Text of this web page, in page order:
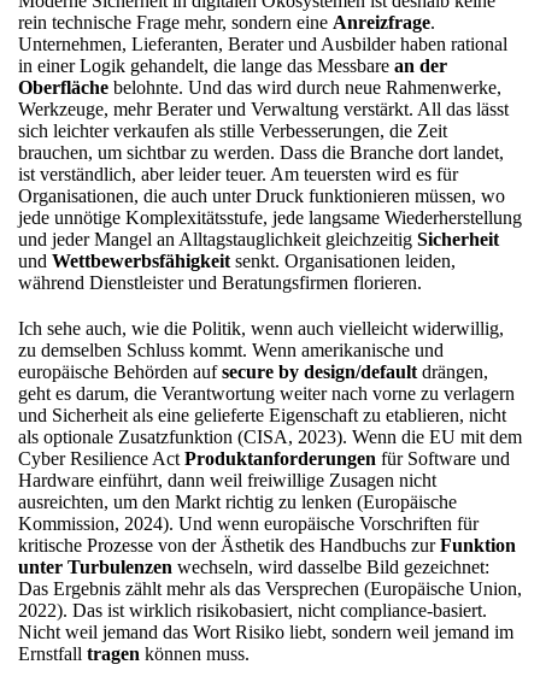
rein technische Frage mehr, sondern eine Anreizfrage.
Unternehmen, Lieferanten, Berater und Ausbilder haben rational
in einer Logik gehandelt, die lange das Messbare an der
Oberfläche belohnte. Und das wird durch neue Rahmenwerke,
Werkzeuge, mehr Berater und Verwaltung verstärkt. All das lässt
sich leichter verkaufen als stille Verbesserungen, die Zeit
brauchen, um sichtbar zu werden. Dass die Branche dort landet,
ist verständlich, aber leider teuer. Am teuersten wird es für
Organisationen, die auch unter Druck funktionieren müssen, wo
jede unnötige Komplexitätsstufe, jede langsame Wiederherstellung
und jeder Mangel an Alltagstauglichkeit gleichzeitig Sicherheit
und Wettbewerbsfähigkeit senkt. Organisationen leiden,
während Dienstleister und Beratungsfirmen florieren.
Ich sehe auch, wie die Politik, wenn auch vielleicht widerwillig,
zu demselben Schluss kommt. Wenn amerikanische und
europäische Behörden aufsecure by design/default drängen,
geht es darum, die Verantwortung weiter nach vorne zu verlagern
und Sicherheit als eine gelieferte Eigenschaft zu etablieren, nicht
als optionale Zusatzfunktion (CISA, 2023). Wenn die EU mit dem
Cyber Resilience Act Produktanforderungen für Software und
Hardware einführt, dann weil freiwillige Zusagen nicht
ausreichten, um den Markt richtig zu lenken (Europäische
Kommission, 2024). Und wenn europäische Vorschriften für
kritische Prozesse von der Ästhetik des Handbuchs zurFunktion
unter Turbulenzen wechseln, wird dasselbe Bild gezeichnet:
Das Ergebnis zählt mehr als das Versprechen (Europäische Union,
2022). Das ist wirklich risikobasiert, nicht compliance-basiert.
Nicht weil jemand das Wort Risiko liebt, sondern weil jemand im
Ernstfall tragen können muss.